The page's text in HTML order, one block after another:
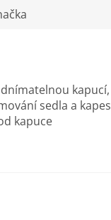
sedla a
kapuce